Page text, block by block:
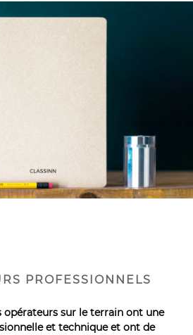
PROFESSIONNELS
opérateurs sur le terrain ont une
et technique et ont de